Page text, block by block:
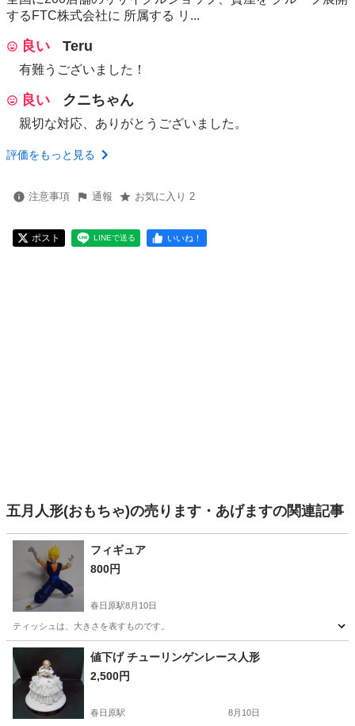
するFTC株式会社に 所属する リ...
良い Teru
有難うございました！
良い クニちゃん
親切な対応、ありがとうございました。
評価をもっと見る
注意事項 通報 お気に入り 2
ポスト LINEで送る いいね！
五月人形(おもちゃ)の売ります・あげますの関連記事
フィギュア
800円
春日原駅8月10日
ティッシュは、大きさを表すものです。
福岡 大野城市 春日原駅 フィギュア ティッシュ
値下げ チューリンゲンレース人形
2,500円
春日原駅 8月10日